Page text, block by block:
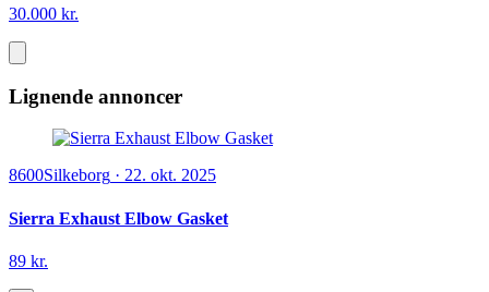
30.000 kr.
Lignende annoncer
8600Silkeborg · 22. okt. 2025
Sierra Exhaust Elbow Gasket
89 kr.